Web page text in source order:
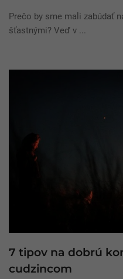
Prečo by sme mali zabúdať
šťastnými? Veď v ...
7 tipov na dobrú
cudzincom